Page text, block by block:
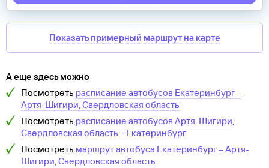
Показать примерный маршрут на карте
А еще здесь можно
Посмотреть расписание автобусов Екатеринбург–
Артя-Шигири, Свердловская область
Посмотреть расписание автобусовАртя-Шигири,
Свердловская область– Екатеринбург
Посмотреть маршрут автобуса Екатеринбург–Артя-
Шигири, Свердловская область